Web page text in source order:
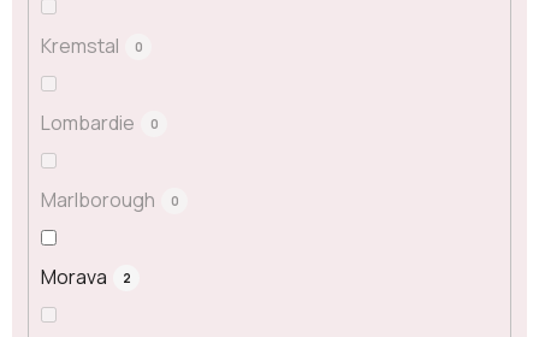
Kremstal 0
Lombardie 0
Marlborough 0
Morava 2